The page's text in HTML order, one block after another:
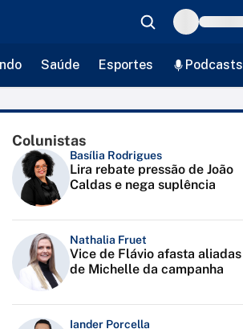
Saúde Esportes Podcasts
Colunistas
Basília Rodrigues
Lira rebate pressão de João
Caldas e nega suplência
Nathalia Fruet
Vice de Flávio afasta aliadas
de Michelle da campanha
Iander Porcella